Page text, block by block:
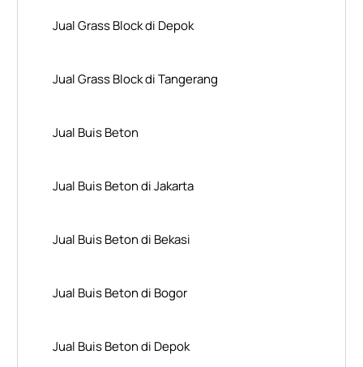
Jual Grass Block di Depok
Jual Grass Block di Tangerang
Jual Buis Beton
Jual Buis Beton di Jakarta
Jual Buis Beton di Bekasi
Jual Buis Beton di Bogor
Jual Buis Beton di Depok